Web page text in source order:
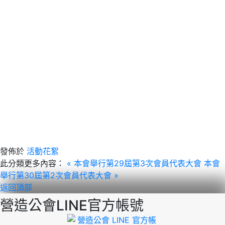
發佈於 活動花絮
此分類更多內容： « 本會舉行第29屆第3次會員代表大會 本會
舉行第30屆第2次會員代表大會 »
返回頂部
營造公會LINE官方帳號